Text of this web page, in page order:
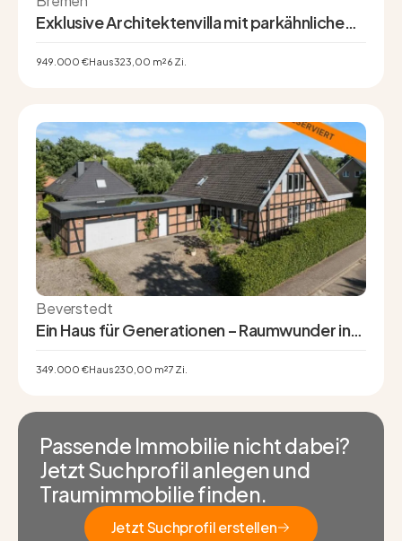
Exklusive Architektenvilla mit parkähnlichem
949.000 €Haus323,00 m²6 Zi.
Beverstedt
Ein Haus für Generationen – Raumwunder in
Vollkeller
349.000 €Haus230,00 m²7 Zi.
Passende Immobilie nicht dabei?
Jetzt Suchprofil anlegen und
Traumimmobilie finden.
Jetzt Suchprofil erstellen